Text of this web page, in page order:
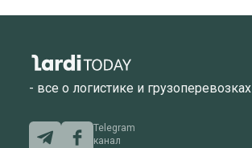
- все о логистике и грузоперевозках
Telegram
канал